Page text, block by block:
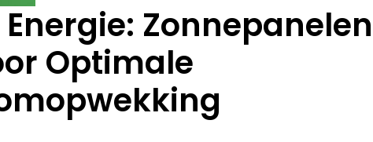
Zonnepanelen
Optimale